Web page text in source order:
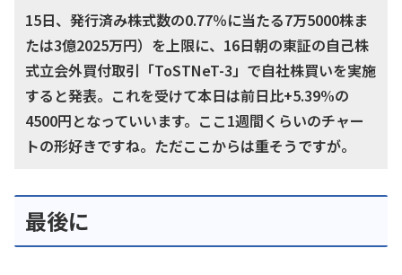
15日、発行済み株式数の0.77％に当たる7万5000株ま
たは3億2025万円）を上限に、16日朝の東証の自己株
式立会外買付取引「ToSTNeT-3」で自社株買いを実施
すると発表。これを受けて本日は前日比+5.39%の
4500円となっていいます。ここ1週間くらいのチャー
トの形好きですね。ただここからは重そうですが。
最後に